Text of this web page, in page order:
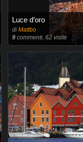
Luce d’oro
di Mattbo
9commenti, 62 visite